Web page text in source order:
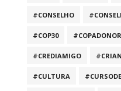
#CONSELHO
#COP30
#CREDIAMIGO
#CULTURA